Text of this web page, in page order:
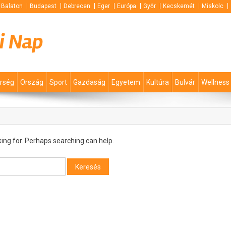
Balaton Budapest Debrecen Eger Európa Győr Kecskemét Miskolc
Nap
Ország Sport Gazdaság Egyetem Kultúra Bulvár Wellness
for. Perhaps searching can help.